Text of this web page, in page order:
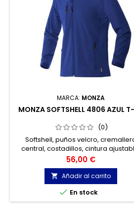
MARCA: MONZA
MONZA SOFTSHELL 4806 AZUL
(0)
Softshell, puños velcro,
central, costadillos, cintura
Precio
56,00 €
 Añadir al carrito
 En stock